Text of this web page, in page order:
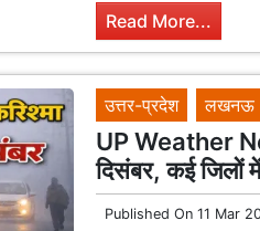
Read More...
उत्तर-प्रदेश लखनऊ
UP Weather
दिसंबर, कई जिलों
Published On 11 Mar